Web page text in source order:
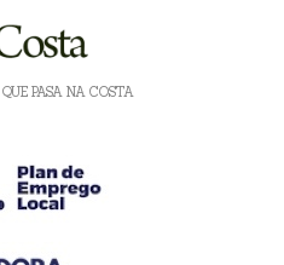
PASA NA COSTA